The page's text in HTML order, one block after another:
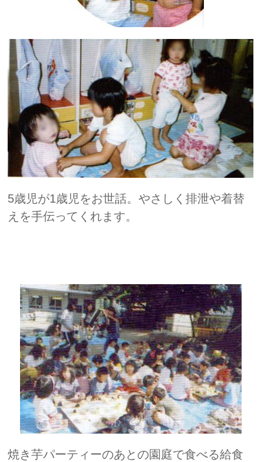
5歳児が1歳児をお世話。やさしく排泄や着替
えを手伝ってくれます。
焼き芋パーティーのあとの園庭で食べる給食